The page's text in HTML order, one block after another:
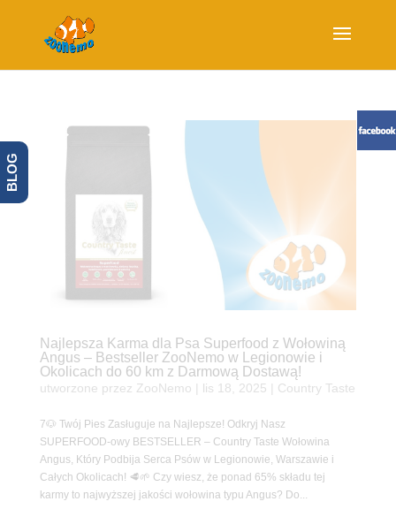
Najlepsza Karma dla Psa Superfood z Wołowiną
Angus – Bestseller ZooNemo w Legionowie i
Okolicach do 60 km z Darmową Dostawą!
utworzone przez ZooNemo lis 18, 2025 Country Taste
7🐶 Twój Pies Zasługuje na Najlepsze! Odkryj Nasz
SUPERFOOD-owy BESTSELLER – Country Taste Wołowina
Angus, Który Podbija Serca Psów w Legionowie, Warszawie i
Całych Okolicach! 🥩🌱 Czy wiesz, że ponad 65% składu tej
karmy to najwyższej jakości wołowina typu Angus? Do...
BLOG